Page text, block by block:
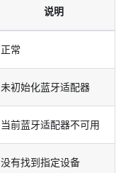
说明
正常
未初始化蓝牙适配器
当前蓝牙适配器不可用
没有找到指定设备